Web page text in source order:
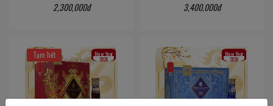
2,300,000đ 3,400,000đ
Tạm hết New Year
2026
New Year
2026